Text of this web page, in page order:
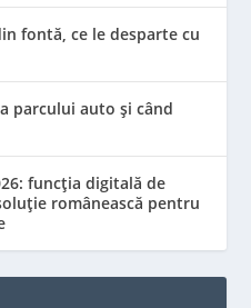
fontă, ce le desparte cu
parcului auto și când
funcția digitală de
românească pentru